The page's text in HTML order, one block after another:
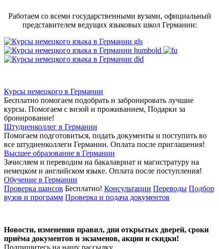
Работаем со всеми государственными вузами, официальный
представителем ведущих языковых школ Германии:
Курсы немецкого в Германии
Бесплатно помогаем подобрать и забронировать лучшие
курсы. Помогаем с визой и проживанием, Подарки за
бронирование!
Штудиенколлег в Германии
Помогаем подготовиться, подать документы и поступить во
все штудиенколлеги Германии. Оплата после приглашения!
Высшее образование в Германии
Зачисляем и переводим на бакалавриат и магистратуру на
немецком и английском языке. Оплата после поступления!
Обучение в Германии
Проверка шансов Бесплатно! Консультации Переводы Подбор
вузов и программ Проверка и подача документов
Новости, изменения правил, дни открытых дверей, сроки
приёма документов и экзаменов, акции и скидки!
Подпишитесь на нашу рассылку